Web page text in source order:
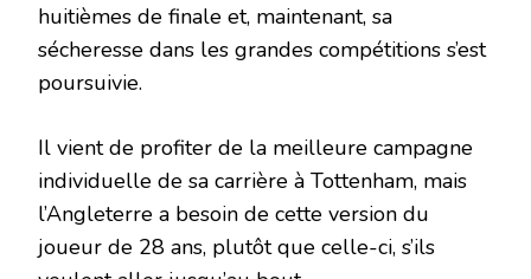
huitièmes de finale et, maintenant, sa
sécheresse dans les grandes compétitions s’est
poursuivie.
Il vient de profiter de la meilleure campagne
individuelle de sa carrière à Tottenham, mais
l’Angleterre a besoin de cette version du
joueur de 28 ans, plutôt que celle-ci, s’ils